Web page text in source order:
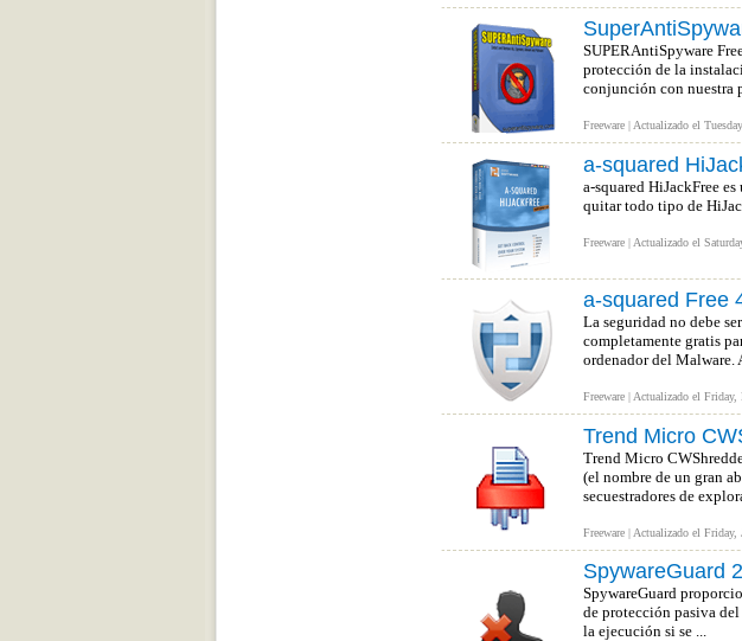
SUPERAntiSpyware
protección de la
conjunción con nuestra
Freeware | Actualizado el
a-squared
a-squared HiJackFree
quitar todo tipo de
Freeware | Actualizado el
a-squared Free
La seguridad no debe
completamente gratis
ordenador del Malware.
Freeware | Actualizado el Friday,
Trend Micro
Trend Micro
(el nombre de un gran
secuestradores de
Freeware | Actualizado el
SpywareGuard
SpywareGuard
de protección pasiva
la ejecución si se ...